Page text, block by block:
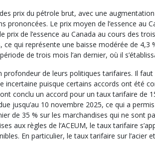
prix du pétrole brut, avec une
Le prix moyen de l’essence au
prix de l’essence au Canada au cours des
qui représente une baisse modérée de
de trois mois l’an dernier, où il
de leurs politiques tarifaires. Il
incertaine puisque certains accords ont été
conclu un accord pour un taux tarifaire de
jusqu’au 10 novembre 2025, ce qui a
de 35 % sur les marchandises qui ne sont
aux règles de l’ACEUM, le taux tarifaire
En particulier, le taux tarifaire sur l’acier